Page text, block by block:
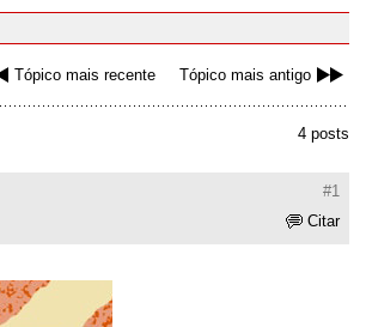
Tópico mais recente Tópico mais antigo
4 posts
#1
Citar